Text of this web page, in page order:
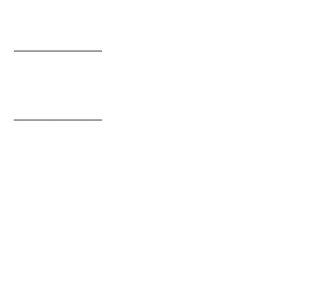
————————
————————